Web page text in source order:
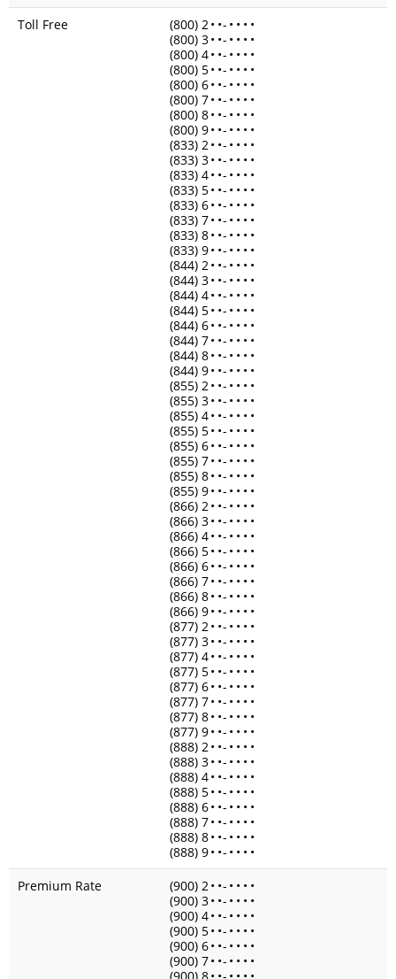
Toll Free
(800) 2• •- • • • •
(800) 3• •- • • • •
(800) 4• •- • • • •
(800) 5• •- • • • •
(800) 6• •- • • • •
(800) 7• •- • • • •
(800) 8• •- • • • •
(800) 9• •- • • • •
(833) 2• •- • • • •
(833) 3• •- • • • •
(833) 4• •- • • • •
(833) 5• •- • • • •
(833) 6• •- • • • •
(833) 7• •- • • • •
(833) 8• •- • • • •
(833) 9• •- • • • •
(844) 2• •- • • • •
(844) 3• •- • • • •
(844) 4• •- • • • •
(844) 5• •- • • • •
(844) 6• •- • • • •
(844) 7• •- • • • •
(844) 8• •- • • • •
(844) 9• •- • • • •
(855) 2• •- • • • •
(855) 3• •- • • • •
(855) 4• •- • • • •
(855) 5• •- • • • •
(855) 6• •- • • • •
(855) 7• •- • • • •
(855) 8• •- • • • •
(855) 9• •- • • • •
(866) 2• •- • • • •
(866) 3• •- • • • •
(866) 4• •- • • • •
(866) 5• •- • • • •
(866) 6• •- • • • •
(866) 7• •- • • • •
(866) 8• •- • • • •
(866) 9• •- • • • •
(877) 2• •- • • • •
(877) 3• •- • • • •
(877) 4• •- • • • •
(877) 5• •- • • • •
(877) 6• •- • • • •
(877) 7• •- • • • •
(877) 8• •- • • • •
(877) 9• •- • • • •
(888) 2• •- • • • •
(888) 3• •- • • • •
(888) 4• •- • • • •
(888) 5• •- • • • •
(888) 6• •- • • • •
(888) 7• •- • • • •
(888) 8• •- • • • •
(888) 9• •- • • • •
Premium Rate
(900) 2• •- • • • •
(900) 3• •- • • • •
(900) 4• •- • • • •
(900) 5• •- • • • •
(900) 6• •- • • • •
(900) 7• •- • • • •